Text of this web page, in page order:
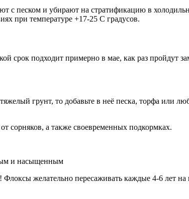
с песком и убирают на стратификацию в
при температуре +17-25 С градусов.
срок подходит примерно в мае, как раз пройдут
грунт, то добавьте в неё песка, торфа или
сорняков, а также своевременных подкормках.
и насыщенным
желательно пересаживать каждые 4-6 лет